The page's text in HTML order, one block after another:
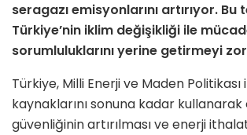
seragazı emisyonlarını artırıyor. Bu
Türkiye’nin iklim değişikliği ile
sorumluluklarını yerine getirmeyi
Türkiye, Milli Enerji ve Maden Politikası
kaynakla­rını sonuna kadar kullana­rak
güvenliğinin artırılması ve enerji